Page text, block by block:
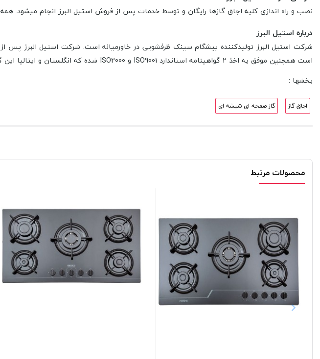
نصب و راه اندازی کلیه اجاق گازها رایگان و توسط خدمات پس از فروش استیل البرز انجام میشود. همه اجاق گازها 24 ماه گارانتی و 10 سال خدمات
درباره استیل البرز
شرکت استیل البرز تولیدکننده پیشگام سینک ظرفشویی در خاورمیانه است. شرکت استیل البرز پس
است همچنین موفق به اخذ 2 گواهینامه استاندارد ISO9001 و ISO2000 شده که انگلستان و ایتالیا این گواهی را مورد تایید قرار داده اند.
بخشها :
اجاق گاز گاز صفحه ای شیشه ای
محصولات مرتبط